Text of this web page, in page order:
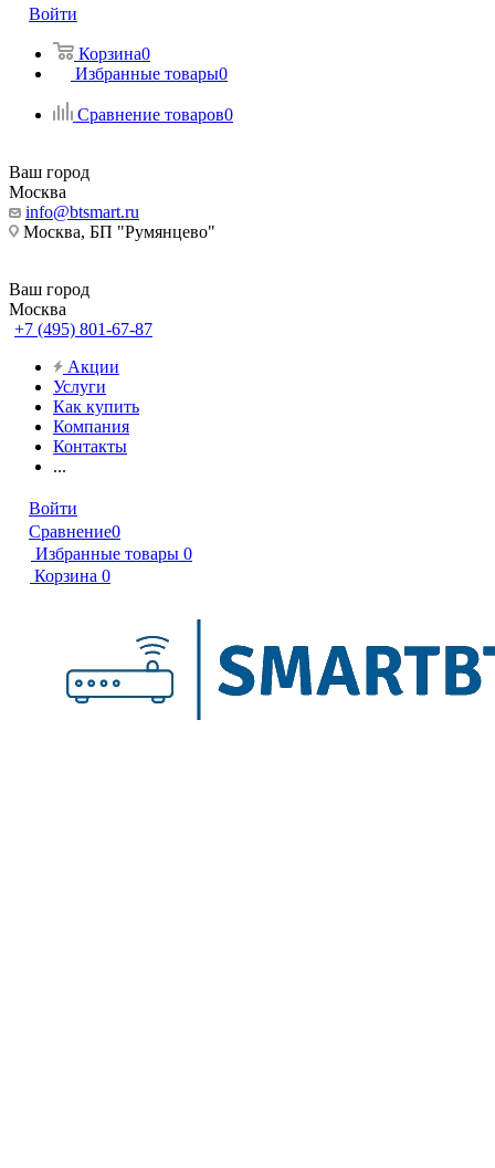
Войти
Корзина0
Избранные товары0
Сравнение товаров0
Ваш город
Москва
info@btsmart.ru
Москва, БП "Румянцево"
Ваш город
Москва
+7 (495) 801-67-87
Акции
Услуги
Как купить
Компания
Контакты
...
Войти
Сравнение0
Избранные товары 0
Корзина 0